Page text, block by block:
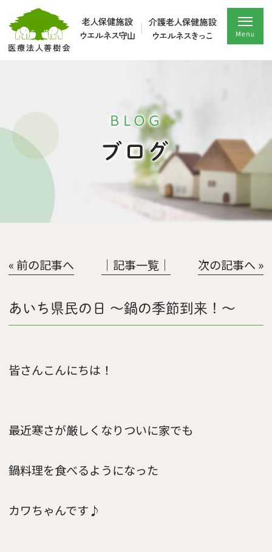
BLOG
ブログ
« 前の記事へ │記事一覧│ 次の記事へ »
あいち県民の日 ～鍋の季節到来！～
皆さんこんにちは！
最近寒さが厳しくなりついに家でも
鍋料理を食べるようになった
カワちゃんです♪